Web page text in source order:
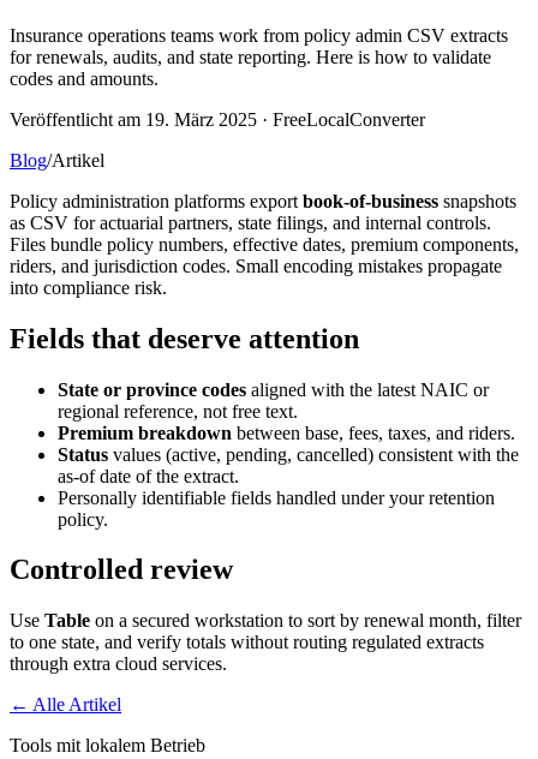
Insurance operations teams work from policy admin CSV extracts
for renewals, audits, and state reporting. Here is how to validate
codes and amounts.
Veröffentlicht am 19. März 2025 · FreeLocalConverter
Blog/Artikel
Policy administration platforms export book-of-business snapshots
as CSV for actuarial partners, state filings, and internal controls.
Files bundle policy numbers, effective dates, premium components,
riders, and jurisdiction codes. Small encoding mistakes propagate
into compliance risk.
Fields that deserve attention
State or province codes aligned with the latest NAIC or
regional reference, not free text.
Premium breakdown between base, fees, taxes, and riders.
Status values (active, pending, cancelled) consistent with the
as-of date of the extract.
Personally identifiable fields handled under your retention
policy.
Controlled review
Use Table on a secured workstation to sort by renewal month, filter
to one state, and verify totals without routing regulated extracts
through extra cloud services.
← Alle Artikel
Tools mit lokalem Betrieb